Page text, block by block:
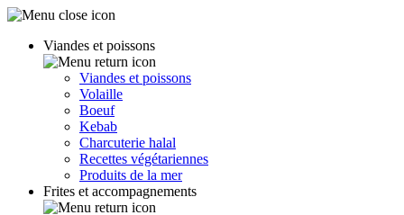
Viandes et poissons
Viandes et poissons
Volaille
Boeuf
Kebab
Charcuterie halal
Recettes végétariennes
Produits de la mer
Frites et accompagnements